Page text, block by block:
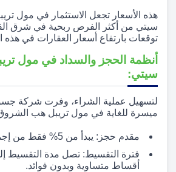
هذه الأسعار تجعل الاستثمار في مول
سيتي من أكثر الفرص ربحية في شرق
توقعات بارتفاع أسعار العقارات في هذه
أنظمة الحجز والسداد في مول
سيتي:
لتسهيل عملية الشراء، وفرت شركة
ميسرة للغاية في مول تريبل هب
مقدم حجز: يبدأ من 5% فقط من إجمالي قيمة الوحدة.
أقساط متساوية وبدون فوائد.